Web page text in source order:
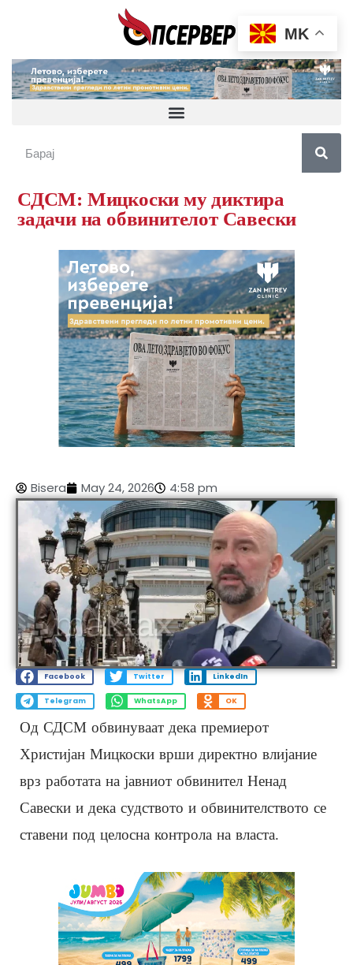
СДСМ: Мицкоски му диктира
задачи на обвинителот Савески
Bisera May 24, 2026 4:58 pm
Facebook Twitter LinkedIn
Telegram WhatsApp OK
Од СДСМ обвинуваат дека премиерот
Христијан Мицкоски врши директно влијание
врз работата на јавниот обвинител Ненад
Савески и дека судството и обвинителството се
ставени под целосна контрола на власта.
MK